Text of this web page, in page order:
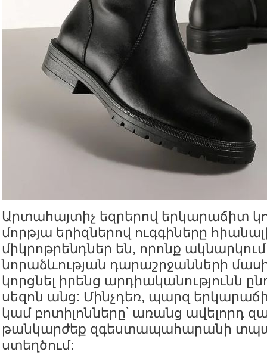
Արտահայտիչ եզրերով երկարաճիտ
մորթյա երիզներով ուգգիները
միկրոթրենդներ են, որոնք ակնարկում
նորաձևության դարաշրջանների
կորցնել իրենց արդիականությունն
սեզոն անց: Մինչդեռ, պարզ
կամ բոտիլոնները՝ առանց ավելորդ
թանկարժեք զգեստապահարանի
ստեղծում: